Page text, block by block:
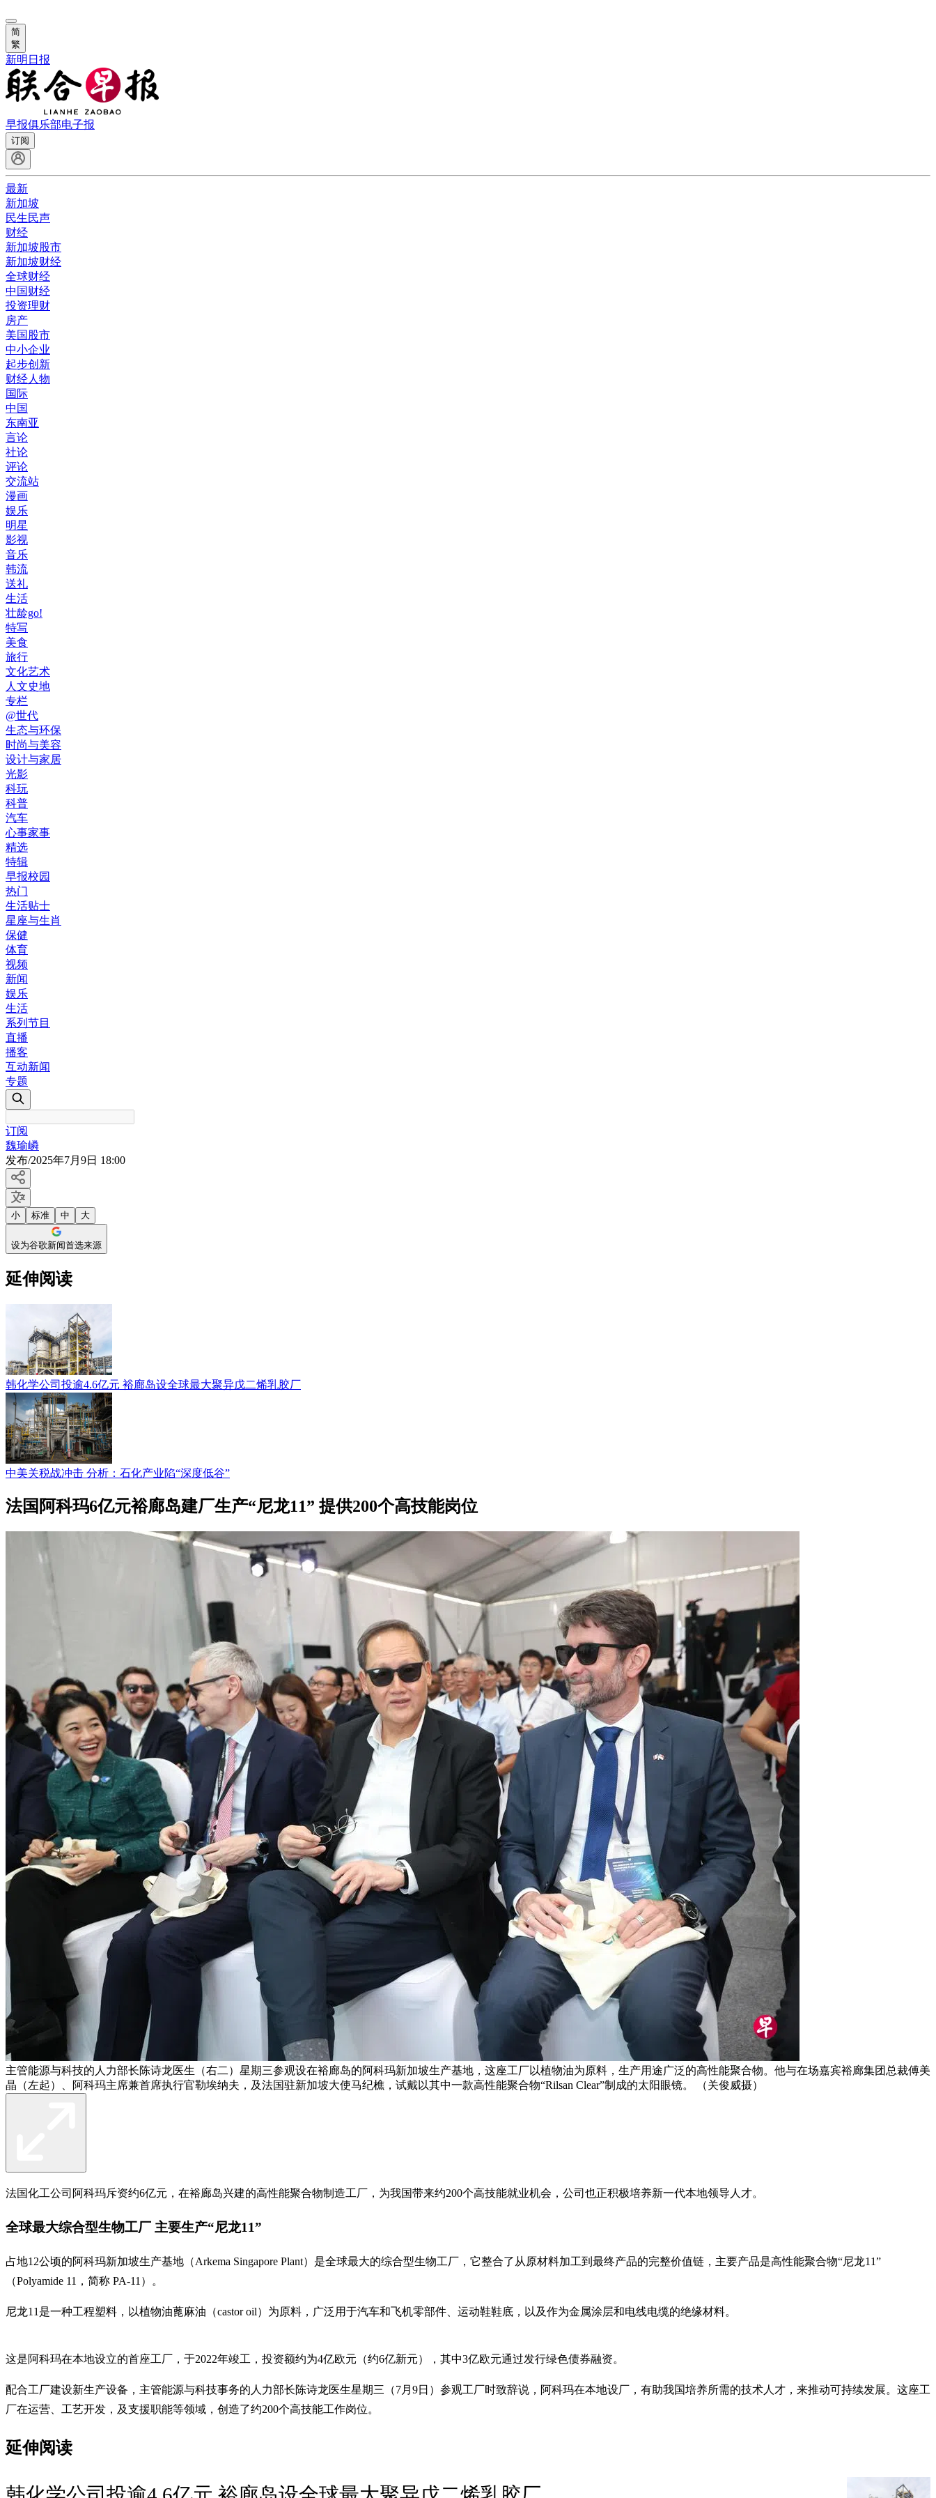
简
繁
新明日报
早报俱乐部电子报
订阅
最新
新加坡
民生民声
财经
新加坡股市
新加坡财经
全球财经
中国财经
投资理财
房产
美国股市
中小企业
起步创新
财经人物
国际
中国
东南亚
言论
社论
评论
交流站
漫画
娱乐
明星
影视
音乐
韩流
送礼
生活
壮龄go!
特写
美食
旅行
文化艺术
人文史地
专栏
@世代
生态与环保
时尚与美容
设计与家居
光影
科玩
科普
汽车
心事家事
精选
特辑
早报校园
热门
生活贴士
星座与生肖
保健
体育
视频
新闻
娱乐
生活
系列节目
直播
播客
互动新闻
专题
订阅
魏瑜嶙
发布/2025年7月9日 18:00
小 标准 中 大
设为谷歌新闻首选来源
延伸阅读
韩化学公司投逾4.6亿元 裕廊岛设全球最大聚异戊二烯乳胶厂
中美关税战冲击 分析：石化产业陷“深度低谷”
法国阿科玛6亿元裕廊岛建厂生产“尼龙11” 提供200个高技能岗位
主管能源与科技的人力部长陈诗龙医生（右二）星期三参观设在裕廊岛的阿科玛新加坡生产基地，这座工厂以植物油为原料，生产用途广泛的高性能聚合物。他与在场嘉宾裕廊集团总裁傅美
晶（左起）、阿科玛主席兼首席执行官勒埃纳夫，及法国驻新加坡大使马纪樵，试戴以其中一款高性能聚合物“Rilsan Clear”制成的太阳眼镜。 （关俊威摄）
法国化工公司阿科玛斥资约6亿元，在裕廊岛兴建的高性能聚合物制造工厂，为我国带来约200个高技能就业机会，公司也正积极培养新一代本地领导人才。
全球最大综合型生物工厂 主要生产“尼龙11”
占地12公顷的阿科玛新加坡生产基地（Arkema Singapore Plant）是全球最大的综合型生物工厂，它整合了从原材料加工到最终产品的完整价值链，主要产品是高性能聚合物“尼龙11”
（Polyamide 11，简称 PA-11）。
尼龙11是一种工程塑料，以植物油蓖麻油（castor oil）为原料，广泛用于汽车和飞机零部件、运动鞋鞋底，以及作为金属涂层和电线电缆的绝缘材料。
这是阿科玛在本地设立的首座工厂，于2022年竣工，投资额约为4亿欧元（约6亿新元），其中3亿欧元通过发行绿色债券融资。
配合工厂建设新生产设备，主管能源与科技事务的人力部长陈诗龙医生星期三（7月9日）参观工厂时致辞说，阿科玛在本地设厂，有助我国培养所需的技术人才，来推动可持续发展。这座工
厂在运营、工艺开发，及支援职能等领域，创造了约200个高技能工作岗位。
延伸阅读